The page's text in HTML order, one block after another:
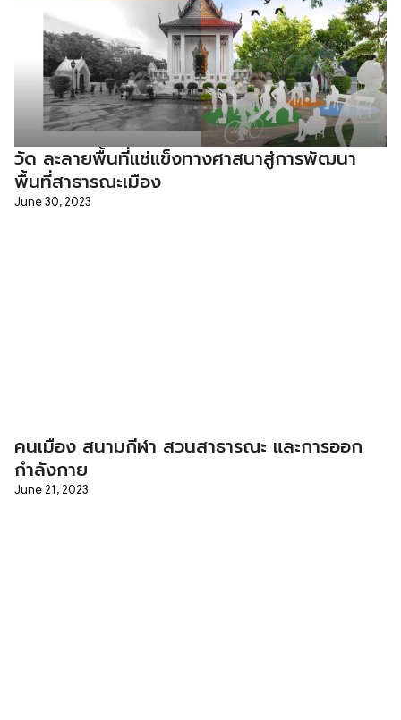
วัด ละลายพื้นที่แช่แข็งทางศาสนาสู่การพัฒนา
พื้นที่สาธารณะเมือง
June 30, 2023
คนเมือง สนามกีฬา สวนสาธารณะ และการออก
กำลังกาย
June 21, 2023